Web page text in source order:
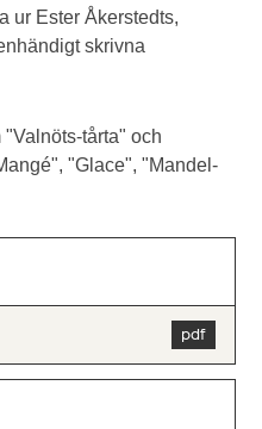
ur Ester Åkerstedts,
skrivna
tårta" och
"Glace", "Mandel-